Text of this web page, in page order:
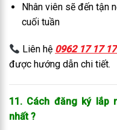
Nhân viên sẽ đến tận
cuối tuần
Liên hệ 0962 17 17
được hướng dẫn chi tiết.
11. Cách đăng ký lắp
nhất?